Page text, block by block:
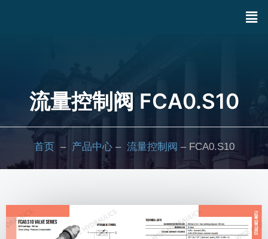
流量控制阀 FCA0.S10
首页 – 产品中心– 流量控制阀 – FCA0.S10